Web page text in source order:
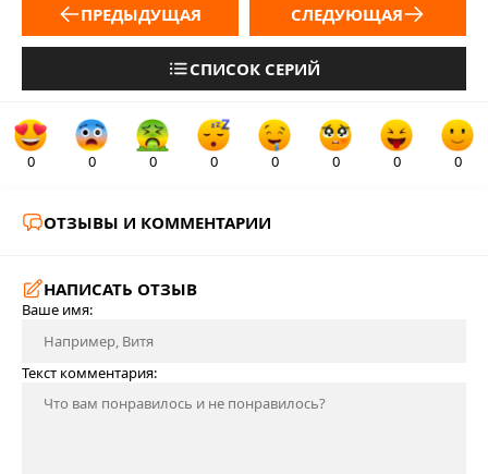
ПРЕДЫДУЩАЯ
СПИСОК СЕРИЙ
СЛЕДУЮЩАЯ
0 0 0 0 0 0 0 0
ОТЗЫВЫ И КОММЕНТАРИИ
НАПИСАТЬ ОТЗЫВ
Ваше имя:
Текст комментария: